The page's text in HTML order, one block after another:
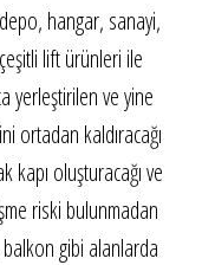
hangar, sanayi,
lift ürünleri ile
yerleştirilen ve yine
ortadan kaldıracağı
oluşturacağı ve
riski bulunmadan
gibi alanlarda